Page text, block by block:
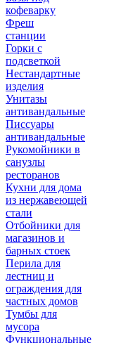
кофеварку
Фреш
станции
Горки с
подсветкой
Нестандартные
изделия
Унитазы
антивандальные
Писсуары
антивандальные
Рукомойники в
санузлы
ресторанов
Кухни для дома
из нержавеющей
стали
Отбойники для
магазинов и
барных стоек
Перила для
лестниц и
ограждения для
частных домов
Тумбы для
мусора
Функциональные